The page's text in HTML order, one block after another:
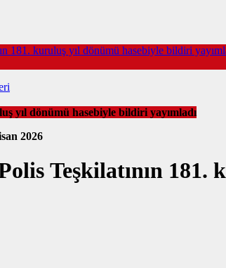
181. kuruluş yıl dönümü hasebiyle bildiri
yıl dönümü hasebiyle bildiri yayımladı
2026
Teşkilatının